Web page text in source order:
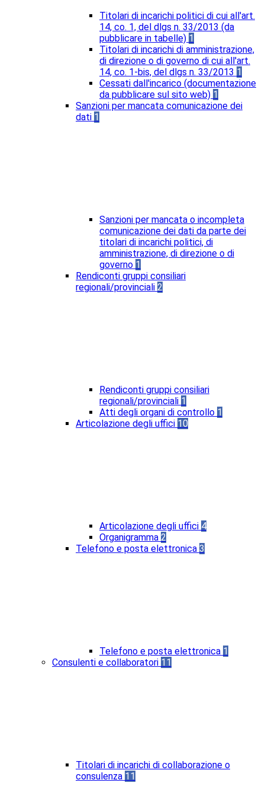
Titolari di incarichi politici di cui all'art.
14, co. 1, del dlgs n. 33/2013 (da
pubblicare in tabelle) 1
Titolari di incarichi di amministrazione,
di direzione o di governo di cui all'art.
14, co. 1-bis, del dlgs n. 33/2013 1
Cessati dall'incarico (documentazione
da pubblicare sul sito web) 1
Sanzioni per mancata comunicazione dei
dati 1
Sanzioni per mancata o incompleta
comunicazione dei dati da parte dei
titolari di incarichi politici, di
amministrazione, di direzione o di
governo 1
Rendiconti gruppi consiliari
regionali/provinciali 2
Rendiconti gruppi consiliari
regionali/provinciali 1
Atti degli organi di controllo 1
Articolazione degli uffici 10
Articolazione degli uffici 4
Organigramma 2
Telefono e posta elettronica 3
Telefono e posta elettronica 1
Consulenti e collaboratori 11
Titolari di incarichi di collaborazione o
consulenza 11